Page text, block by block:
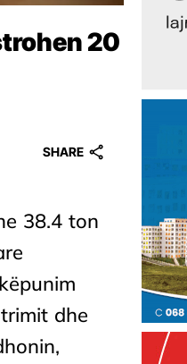
20
SHARE
38.4 ton
dhe